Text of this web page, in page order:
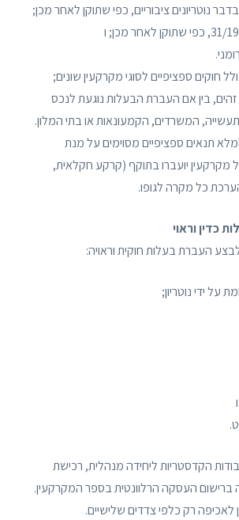
חוקים ספציפיים לסוגי מקרקעין שונים;
זהים, בין אם העברת הבעלות נוגעת לנכס
המשרדים, הקמעונאות או בתי המלון.
תנאים ספציפיים מסוימים על מנת
מקרקעין יועברו בתוקף (קרקע חקלאית,
כל מקרה לגופו.
כדין וראוי
העברת בעלות חוקית וראויה:
ידי נוטריון;
הקדסטריות ליחידה מנהלית, רכישת
ברישום העסקה הרלוונטית בספר המקרקעין.
לאכיפה רק כלפי צדדים שלישיים.